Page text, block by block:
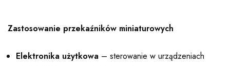
Zastosowanie przekaźników miniaturowych
Elektronika użytkowa – sterowanie w urządzeniach